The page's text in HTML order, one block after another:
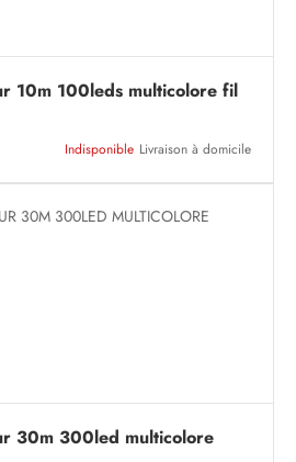
10m 100leds multicolore fil
Indisponible Livraison à domicile
30m 300led multicolore